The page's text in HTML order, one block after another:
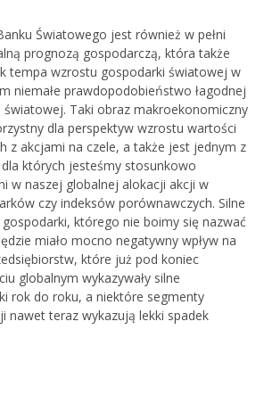
Światowego jest również w pełni
prognozą gospodarczą, która także
tempa wzrostu gospodarki światowej w
niemałe prawdopodobieństwo łagodnej
Taki obraz makroekonomiczny
dla perspektyw wzrostu wartości
z akcjami na czele, a także jest jednym z
których jesteśmy stosunkowo
w naszej globalnej alokacji akcji w
czy indeksów porównawczych. Silne
którego nie boimy się nazwać
miało mocno negatywny wpływ na
które już pod koniec
globalnym wykazywały silne
rok do roku, a niektóre segmenty
nawet teraz wykazują lekki spadek